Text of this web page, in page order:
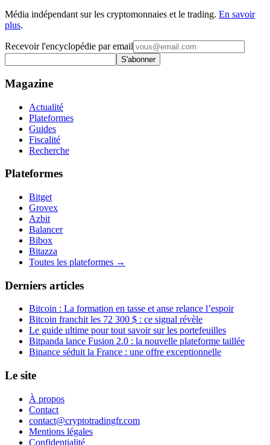
Média indépendant sur les cryptomonnaies et le trading. En savoir
plus.
Recevoir l'encyclopédie par email
S'abonner
Magazine
Actualité
Plateformes
Guides
Fiscalité
Recherche
Plateformes
Bitget
Grovex
Azbit
Balancer
Bibox
Bitazza
Toutes les plateformes →
Derniers articles
Bitcoin : La formation en tasse et anse relance l’espoir
Bitcoin franchit les 72 300 $ : ce signal révèle
Le guide ultime pour tout savoir sur les portefeuilles
Bitpanda lance Fusion 2.0 : la nouvelle plateforme taillée
Binance séduit la France : une offre exceptionnelle
Le site
À propos
Contact
contact@cryptotradingfr.com
Mentions légales
Confidentialité